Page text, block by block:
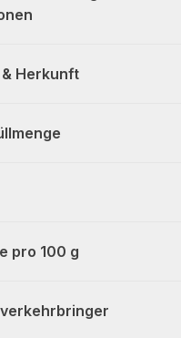
Herkunft
pro 100 g